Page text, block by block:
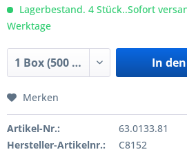
Lagerbestand. 4 Stück..Sofort
Werktage
In den
Merken
Artikel-Nr.:
63.0133.81
Hersteller-Artikelnr.:
C8152